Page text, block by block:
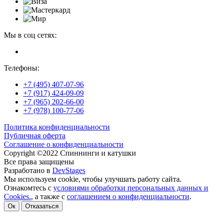
Мы в соц сетях:
Телефоны:
+7 (495) 407-07-96
+7 (917) 424-09-09
+7 (965) 202-66-00
+7 (978) 100-77-06
Политика конфиденциальности
Публичная оферта
Соглашение о конфиденциальности
Copyright ©2022 Спиннинги и катушки
Все права защищены
Разработано в DevStages
Мы используем cookie, чтобы улучшать работу сайта.
Ознакомтесь с условиями обработки персональных данных и
Cookies., а также с соглашением о конфиденциальности.
Ок Отказаться